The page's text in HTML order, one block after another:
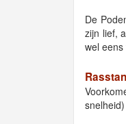
De
zijn lief,
wel